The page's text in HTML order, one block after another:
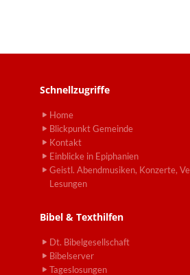
Schnellzugriffe
Home
Blickpunkt Gemeinde
Kontakt
Einblicke in Epiphanien
Geistl. Abendmusiken, Konzerte,
Lesungen
Bibel & Texthilfen
Dt. Bibelgesellschaft
Bibelserver
Tageslosungen